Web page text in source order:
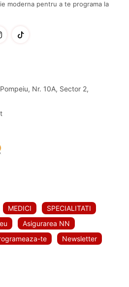
moderna pentru a te programa la
Nr. 10A, Sector 2,
MEDICI
SPECIALITATI
Asigurarea NN
te Newsletter